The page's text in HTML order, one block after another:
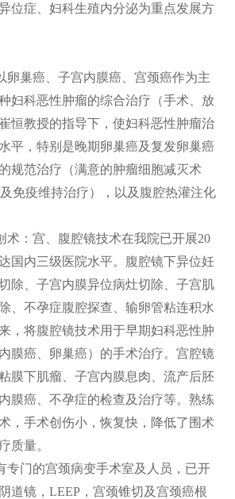
位症、妇科生殖内分泌为重点发展方
卵巢癌、子宫内膜癌、宫颈癌作为主
妇科恶性肿瘤的综合治疗（手术、放
恒教授的指导下，使妇科恶性肿瘤治
平，特别是晚期卵巢癌及复发卵巢癌
规范治疗（满意的肿瘤细胞减灭术
免疫维持治疗），以及腹腔热灌注化
术：宫、腹腔镜技术在我院已开展20
国内三级医院水平。腹腔镜下异位妊
除、子宫内膜异位病灶切除、子宫肌
、不孕症腹腔探查、输卵管粘连积水
，将腹腔镜技术用于早期妇科恶性肿
膜癌、卵巢癌）的手术治疗。宫腔镜
膜下肌瘤、子宫内膜息肉、流产后胚
膜癌、不孕症的检查及治疗等。熟练
，手术创伤小，恢复快，降低了围术
质量。
专门的宫颈病变手术室及人员，已开
道镜，LEEP，宫颈锥切及宫颈癌根